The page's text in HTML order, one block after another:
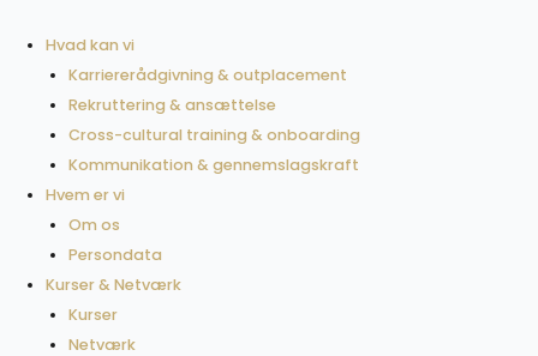
indholdet
Hvad kan vi
Karriererådgivning & outplacement
Rekruttering & ansættelse
Cross-cultural training & onboarding
Kommunikation & gennemslagskraft
Hvem er vi
Om os
Persondata
Kurser & Netværk
Kurser
Netværk